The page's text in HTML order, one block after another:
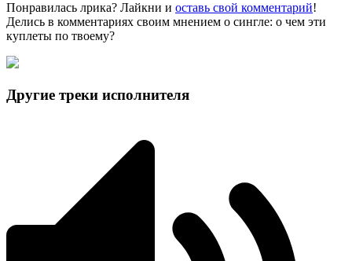
Понравилась лрика? Лайкни и оставь свой комментарий!
Делись в комментариях своим мнением о сингле: о чем эти
куплеты по твоему?
Другие треки исполнителя